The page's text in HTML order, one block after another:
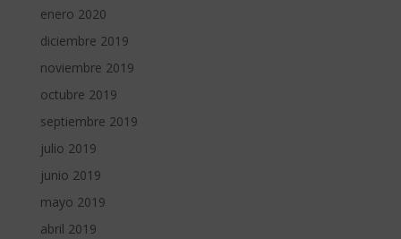
enero 2020
diciembre 2019
noviembre 2019
octubre 2019
septiembre 2019
julio 2019
junio 2019
mayo 2019
abril 2019